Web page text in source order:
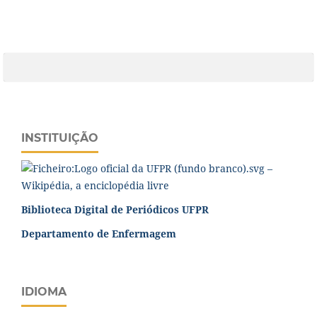
INSTITUIÇÃO
Biblioteca Digital de Periódicos UFPR
Departamento de Enfermagem
IDIOMA